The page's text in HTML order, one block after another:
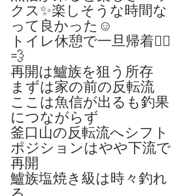
クス✨楽しそうな時間な
って良かった☺️
トイレ休憩で一旦帰着🚣‍♀️
💨
再開は鱸族を狙う所存
まずは家の前の反転流
ここは魚信が出るも釣果
につながらず
釜口山の反転流へシフト
ポジションはやや下流で
再開
鱸族塩焼き級は時々釣れ